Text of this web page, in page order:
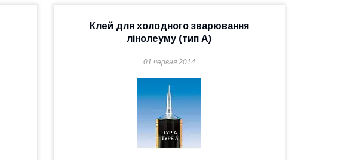
Клей для холодного зварювання
лінолеуму (тип А)
01 червня 2014